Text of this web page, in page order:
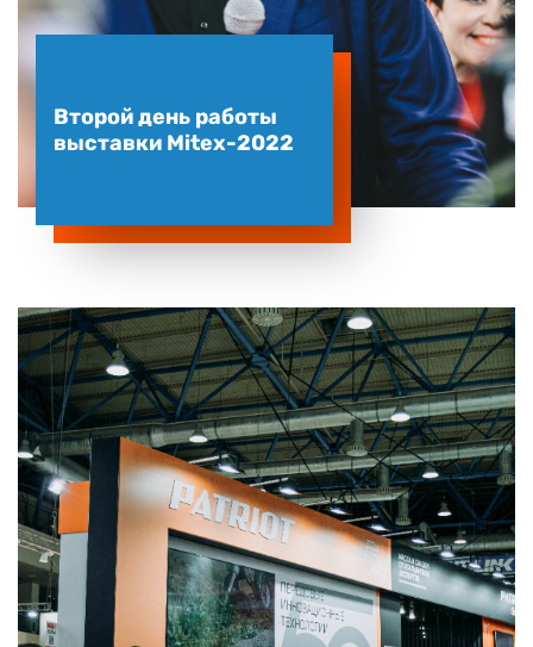
Второй день работы
выставки Mitex-2022